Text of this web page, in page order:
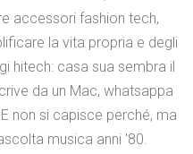
accessori fashion tech,
la vita propria e degli
hitech: casa sua sembra il
da un Mac, whatsappa
non si capisce perché, ma
musica anni '80.